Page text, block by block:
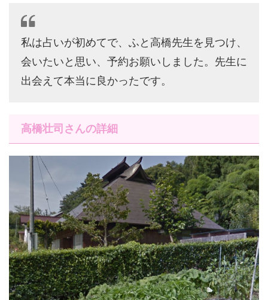
私は占いが初めてで、ふと高橋先生を見つけ、
会いたいと思い、予約お願いしました。先生に
出会えて本当に良かったです。
高橋壮司さんの詳細